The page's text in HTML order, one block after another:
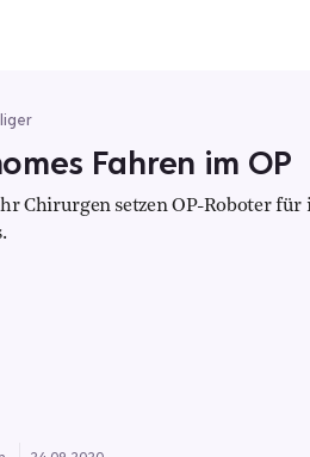
Fahren im OP
Chirurgen setzen OP-Roboter